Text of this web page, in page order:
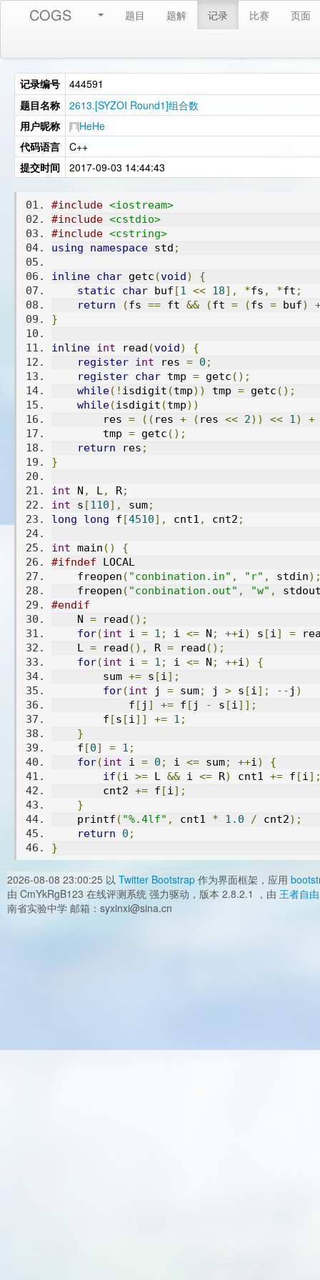
COGS 题目 题解 记录 比赛 页面
记录编号
444591
题目名称
2613.[SYZOI Round1]组合数
用户昵称
HeHe
代码语言
C++
提交时间
2017-09-03 14:44:43
#include <iostream>
#include <cstdio>
#include <cstring>
using
namespace std ;
inline char getc (void)
{
static
char buf [1 << 18], *fs , *ft ;
return
(fs == ft && (ft = (fs = buf)
}
inline int read (void)
{
register int res = 0 ;
register char tmp = getc ();
while(! isdigit (tmp)) tmp = getc ();
while(isdigit (tmp))
        res
= (( res + ( res << 2)) << 1)
+
        tmp
= getc ();
return res ;
}
int N , L, R;
int s [110], sum;
long
long f [4510], cnt1 , cnt2 ;
int main ()
{
#ifndef LOCAL
    freopen
( "conbination.in" , "r" , stdin
    freopen
( "conbination.out" , "w" ,
#endif
    N
= read ();
for(int i = 1 ; i <= N ; ++i) s [i] =
    L
= read (), R = read ();
for(int i = 1 ; i <= N ; ++i)
{
        sum
+= s [i];
for(int j = sum; j > s [i]; -- j )
            f
[ j ] += f [ j - s [i]];
        f
[s [i]] += 1 ;
}
    f
[0] = 1 ;
for(int i = 0 ; i <= sum; ++i)
{
if (i >= L && i <= R) cnt1 += f [i
        cnt2
+= f [i];
}
    printf
( "%.4lf" , cnt1 * 1.0 / cnt2);
return
0 ;
}
2026-08-08 23:00:25 以 Twitter Bootstrap 作为界面框架，应用
由 CmYkRgB123 在线评测系统 强力驱动，版本 2.8.2.1 ，由 王者自由
南省实验中学 邮箱：syxinxi@sina.cn